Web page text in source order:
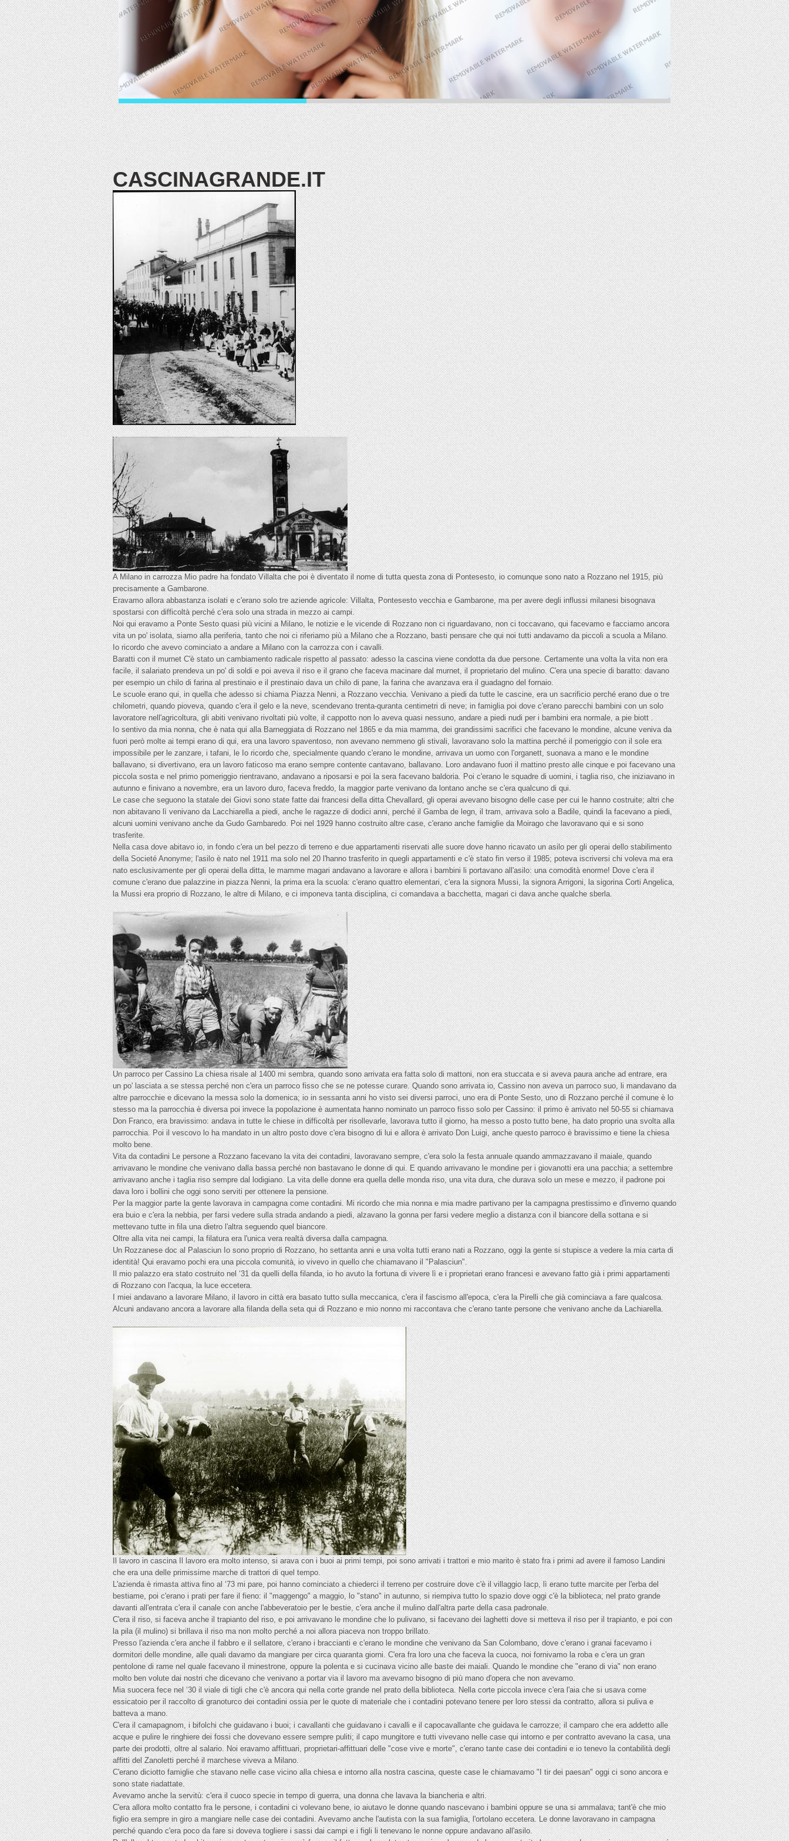
CASCINAGRANDE.IT
A Milano in carrozza Mio padre ha fondato Villalta che poi è diventato il nome di tutta questa zona di Pontesesto, io comunque sono nato a Rozzano nel 1915, più
precisamente a Gambarone.
Eravamo allora abbastanza isolati e c'erano solo tre aziende agricole: Villalta, Pontesesto vecchia e Gambarone, ma per avere degli influssi milanesi bisognava
spostarsi con difficoltà perché c'era solo una strada in mezzo ai campi.
Noi qui eravamo a Ponte Sesto quasi più vicini a Milano, le notizie e le vicende di Rozzano non ci riguardavano, non ci toccavano, qui facevamo e facciamo ancora
vita un po' isolata, siamo alla periferia, tanto che noi ci riferiamo più a Milano che a Rozzano, basti pensare che qui noi tutti andavamo da piccoli a scuola a Milano.
Io ricordo che avevo cominciato a andare a Milano con la carrozza con i cavalli.
Baratti con il murnet C'è stato un cambiamento radicale rispetto al passato: adesso la cascina viene condotta da due persone. Certamente una volta la vita non era
facile, il salariato prendeva un po' di soldi e poi aveva il riso e il grano che faceva macinare dal murnet, il proprietario del mulino. C'era una specie di baratto: davano
per esempio un chilo di farina al prestinaio e il prestinaio dava un chilo di pane, la farina che avanzava era il guadagno del fornaio.
Le scuole erano qui, in quella che adesso si chiama Piazza Nenni, a Rozzano vecchia. Venivano a piedi da tutte le cascine, era un sacrificio perché erano due o tre
chilometri, quando pioveva, quando c'era il gelo e la neve, scendevano trenta-quranta centimetri di neve; in famiglia poi dove c'erano parecchi bambini con un solo
lavoratore nell'agricoltura, gli abiti venivano rivoltati più volte, il cappotto non lo aveva quasi nessuno, andare a piedi nudi per i bambini era normale, a pie biott .
Io sentivo da mia nonna, che è nata qui alla Barneggiata di Rozzano nel 1865 e da mia mamma, dei grandissimi sacrifici che facevano le mondine, alcune veniva da
fuori però molte ai tempi erano di qui, era una lavoro spaventoso, non avevano nemmeno gli stivali, lavoravano solo la mattina perché il pomeriggio con il sole era
impossibile per le zanzare, i tafani, le Io ricordo che, specialmente quando c'erano le mondine, arrivava un uomo con l'organett, suonava a mano e le mondine
ballavano, si divertivano, era un lavoro faticoso ma erano sempre contente cantavano, ballavano. Loro andavano fuori il mattino presto alle cinque e poi facevano una
piccola sosta e nel primo pomeriggio rientravano, andavano a riposarsi e poi la sera facevano baldoria. Poi c'erano le squadre di uomini, i taglia riso, che iniziavano in
autunno e finivano a novembre, era un lavoro duro, faceva freddo, la maggior parte venivano da lontano anche se c'era qualcuno di qui.
Le case che seguono la statale dei Giovi sono state fatte dai francesi della ditta Chevallard, gli operai avevano bisogno delle case per cui le hanno costruite; altri che
non abitavano lì venivano da Lacchiarella a piedi, anche le ragazze di dodici anni, perché il Gamba de legn, il tram, arrivava solo a Badile, quindi la facevano a piedi,
alcuni uomini venivano anche da Gudo Gambaredo. Poi nel 1929 hanno costruito altre case, c'erano anche famiglie da Moirago che lavoravano qui e si sono
trasferite.
Nella casa dove abitavo io, in fondo c'era un bel pezzo di terreno e due appartamenti riservati alle suore dove hanno ricavato un asilo per gli operai dello stabilimento
della Societé Anonyme; l'asilo è nato nel 1911 ma solo nel 20 l'hanno trasferito in quegli appartamenti e c'è stato fin verso il 1985; poteva iscriversi chi voleva ma era
nato esclusivamente per gli operai della ditta, le mamme magari andavano a lavorare e allora i bambini li portavano all'asilo: una comodità enorme! Dove c'era il
comune c'erano due palazzine in piazza Nenni, la prima era la scuola: c'erano quattro elementari, c'era la signora Mussi, la signora Arrigoni, la sigorina Corti Angelica,
la Mussi era proprio di Rozzano, le altre di Milano, e ci imponeva tanta disciplina, ci comandava a bacchetta, magari ci dava anche qualche sberla.
Un parroco per Cassino La chiesa risale al 1400 mi sembra, quando sono arrivata era fatta solo di mattoni, non era stuccata e si aveva paura anche ad entrare, era
un po' lasciata a se stessa perché non c'era un parroco fisso che se ne potesse curare. Quando sono arrivata io, Cassino non aveva un parroco suo, li mandavano da
altre parrocchie e dicevano la messa solo la domenica; io in sessanta anni ho visto sei diversi parroci, uno era di Ponte Sesto, uno di Rozzano perché il comune è lo
stesso ma la parrocchia è diversa poi invece la popolazione è aumentata hanno nominato un parroco fisso solo per Cassino: il primo è arrivato nel 50-55 si chiamava
Don Franco, era bravissimo: andava in tutte le chiese in difficoltà per risollevarle, lavorava tutto il giorno, ha messo a posto tutto bene, ha dato proprio una svolta alla
parrocchia. Poi il vescovo lo ha mandato in un altro posto dove c'era bisogno di lui e allora è arrivato Don Luigi, anche questo parroco è bravissimo e tiene la chiesa
molto bene.
Vita da contadini Le persone a Rozzano facevano la vita dei contadini, lavoravano sempre, c'era solo la festa annuale quando ammazzavano il maiale, quando
arrivavano le mondine che venivano dalla bassa perché non bastavano le donne di qui. E quando arrivavano le mondine per i giovanotti era una pacchia; a settembre
arrivavano anche i taglia riso sempre dal lodigiano. La vita delle donne era quella delle monda riso, una vita dura, che durava solo un mese e mezzo, il padrone poi
dava loro i bollini che oggi sono serviti per ottenere la pensione.
Per la maggior parte la gente lavorava in campagna come contadini. Mi ricordo che mia nonna e mia madre partivano per la campagna prestissimo e d'inverno quando
era buio e c'era la nebbia, per farsi vedere sulla strada andando a piedi, alzavano la gonna per farsi vedere meglio a distanza con il biancore della sottana e si
mettevano tutte in fila una dietro l'altra seguendo quel biancore.
Oltre alla vita nei campi, la filatura era l'unica vera realtà diversa dalla campagna.
Un Rozzanese doc al Palasciun Io sono proprio di Rozzano, ho settanta anni e una volta tutti erano nati a Rozzano, oggi la gente si stupisce a vedere la mia carta di
identità! Qui eravamo pochi era una piccola comunità, io vivevo in quello che chiamavano il "Palasciun".
Il mio palazzo era stato costruito nel ‘31 da quelli della filanda, io ho avuto la fortuna di vivere lì e i proprietari erano francesi e avevano fatto già i primi appartamenti
di Rozzano con l'acqua, la luce eccetera.
I miei andavano a lavorare Milano, il lavoro in città era basato tutto sulla meccanica, c'era il fascismo all'epoca, c'era la Pirelli che già cominciava a fare qualcosa.
Alcuni andavano ancora a lavorare alla filanda della seta qui di Rozzano e mio nonno mi raccontava che c'erano tante persone che venivano anche da Lachiarella.
Il lavoro in cascina Il lavoro era molto intenso, si arava con i buoi ai primi tempi, poi sono arrivati i trattori e mio marito è stato fra i primi ad avere il famoso Landini
che era una delle primissime marche di trattori di quel tempo.
L'azienda è rimasta attiva fino al ‘73 mi pare, poi hanno cominciato a chiederci il terreno per costruire dove c'è il villaggio Iacp, lì erano tutte marcite per l'erba del
bestiame, poi c'erano i prati per fare il fieno: il "maggengo" a maggio, lo "stano" in autunno, si riempiva tutto lo spazio dove oggi c'è la biblioteca; nel prato grande
davanti all'entrata c'era il canale con anche l'abbeveratoio per le bestie, c'era anche il mulino dall'altra parte della casa padronale.
C'era il riso, si faceva anche il trapianto del riso, e poi arrivavano le mondine che lo pulivano, si facevano dei laghetti dove si metteva il riso per il trapianto, e poi con
la pila (il mulino) si brillava il riso ma non molto perché a noi allora piaceva non troppo brillato.
Presso l'azienda c'era anche il fabbro e il sellatore, c'erano i braccianti e c'erano le mondine che venivano da San Colombano, dove c'erano i granai facevamo i
dormitori delle mondine, alle quali davamo da mangiare per circa quaranta giorni. C'era fra loro una che faceva la cuoca, noi fornivamo la roba e c'era un gran
pentolone di rame nel quale facevano il minestrone, oppure la polenta e si cucinava vicino alle baste dei maiali. Quando le mondine che "erano di via" non erano
molto ben volute dai nostri che dicevano che venivano a portar via il lavoro ma avevamo bisogno di più mano d'opera che non avevamo.
Mia suocera fece nel ‘30 il viale di tigli che c'è ancora qui nella corte grande nel prato della biblioteca. Nella corte piccola invece c'era l'aia che si usava come
essicatoio per il raccolto di granoturco dei contadini ossia per le quote di materiale che i contadini potevano tenere per loro stessi da contratto, allora si puliva e
batteva a mano.
C'era il camapagnom, i bifolchi che guidavano i buoi; i cavallanti che guidavano i cavalli e il capocavallante che guidava le carrozze; il camparo che era addetto alle
acque e pulire le ringhiere dei fossi che dovevano essere sempre puliti; il capo mungitore e tutti vivevano nelle case qui intorno e per contratto avevano la casa, una
parte dei prodotti, oltre al salario. Noi eravamo affittuari, proprietari-affittuari delle "cose vive e morte", c'erano tante case dei contadini e io tenevo la contabilità degli
affitti del Zanoletti perché il marchese viveva a Milano.
C'erano diciotto famiglie che stavano nelle case vicino alla chiesa e intorno alla nostra cascina, queste case le chiamavamo "I tir dei paesan" oggi ci sono ancora e
sono state riadattate.
Avevamo anche la servitù: c'era il cuoco specie in tempo di guerra, una donna che lavava la biancheria e altri.
C'era allora molto contatto fra le persone, i contadini ci volevano bene, io aiutavo le donne quando nascevano i bambini oppure se una si ammalava; tant'è che mio
figlio era sempre in giro a mangiare nelle case dei contadini. Avevamo anche l'autista con la sua famiglia, l'ortolano eccetera. Le donne lavoravano in campagna
perché quando c'era poco da fare si doveva togliere i sassi dai campi e i figli li tenevano le nonne oppure andavano all'asilo.